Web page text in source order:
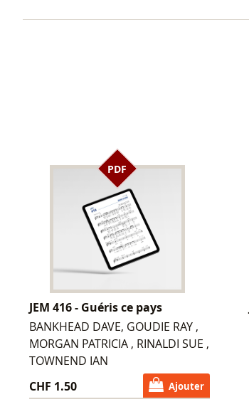
PDF
JEM 416 - Guéris ce pays
BANKHEAD DAVE, GOUDIE RAY ,
MORGAN PATRICIA , RINALDI SUE ,
TOWNEND IAN
CHF 1.50
Ajouter